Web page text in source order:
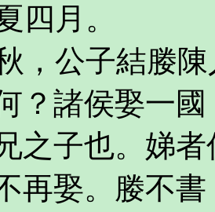
四月。
，公子結媵
？諸侯娶一
之子也。娣
再娶。媵不